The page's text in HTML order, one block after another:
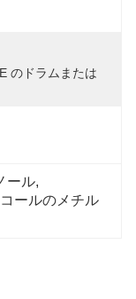
のドラムまたは
ール,
ールのメチル